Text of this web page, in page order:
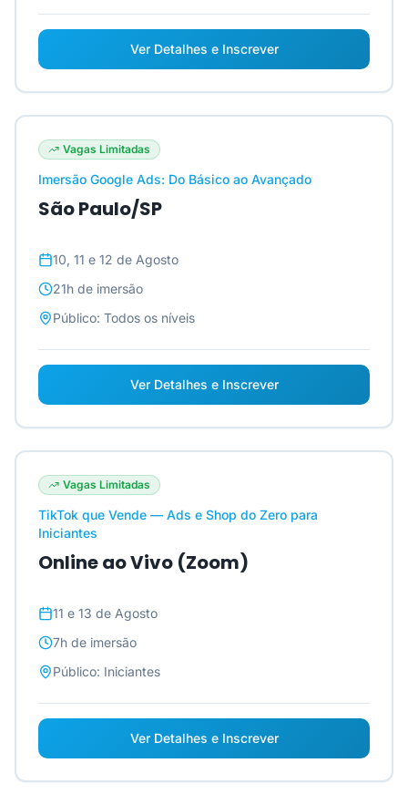
Ver Detalhes e Inscrever
Vagas Limitadas
Imersão Google Ads: Do Básico ao Avançado
São Paulo/SP
10, 11 e 12 de Agosto
21h de imersão
Público: Todos os níveis
Ver Detalhes e Inscrever
Vagas Limitadas
TikTok que Vende — Ads e Shop do Zero para
Iniciantes
Online ao Vivo (Zoom)
11 e 13 de Agosto
7h de imersão
Público: Iniciantes
Ver Detalhes e Inscrever